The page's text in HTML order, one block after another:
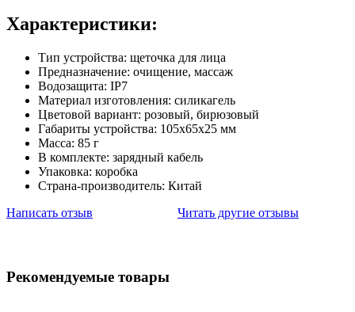
Характеристики:
Тип устройства: щеточка для лица
Предназначение: очищение, массаж
Водозащита: IP7
Материал изготовления: силикагель
Цветовой вариант: розовый, бирюзовый
Габариты устройства: 105х65х25 мм
Масса: 85 г
В комплекте: зарядный кабель
Упаковка: коробка
Страна-производитель: Китай
Написать отзыв
Читать другие отзывы
Рекомендуемые товары